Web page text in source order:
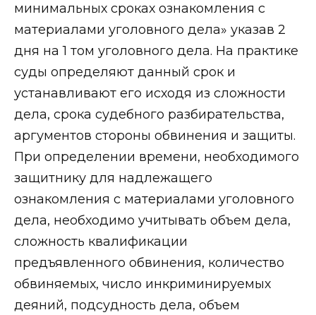
минимальных сроках ознакомления с
материалами уголовного дела» указав 2
дня на 1 том уголовного дела. На практике
суды определяют данный срок и
устанавливают его исходя из сложности
дела, срока судебного разбирательства,
аргументов стороны обвинения и защиты.
При определении времени, необходимого
защитнику для надлежащего
ознакомления с материалами уголовного
дела, необходимо учитывать объем дела,
сложность квалификации
предъявленного обвинения, количество
обвиняемых, число инкриминируемых
деяний, подсудность дела, объем